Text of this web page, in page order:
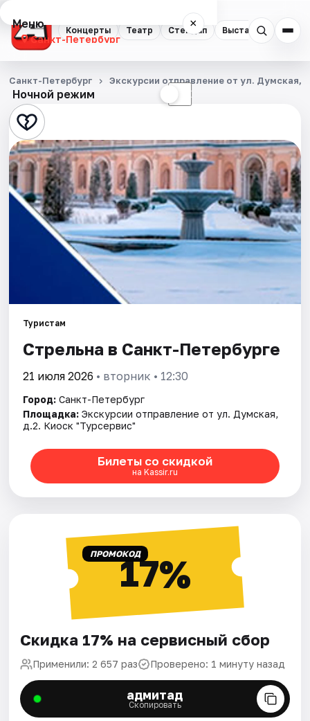
Концерты Театр Стендап Выставки
Меню ×
Санкт-Петербург
Концерты
Театр
Стендап
Выставки
Квесты
Экскурсии
Города
Площадки
Артисты
Ночной режим ☾
Санкт-Петербург Экскурсии отправление от ул. Думская,
Туристам
Стрельна в Санкт-Петербурге
21 июля 2026 • вторник • 12:30
Город: Санкт-Петербург
Площадка: Экскурсии отправление от ул. Думская,
д.2. Киоск "Турсервис"
Билеты со скидкой
на Kassir.ru
ПРОМОКОД17%
Скидка 17% на сервисный сбор
Применили: 2 657 раз Проверено: 1 минуту назад
адмитад
Скопировать